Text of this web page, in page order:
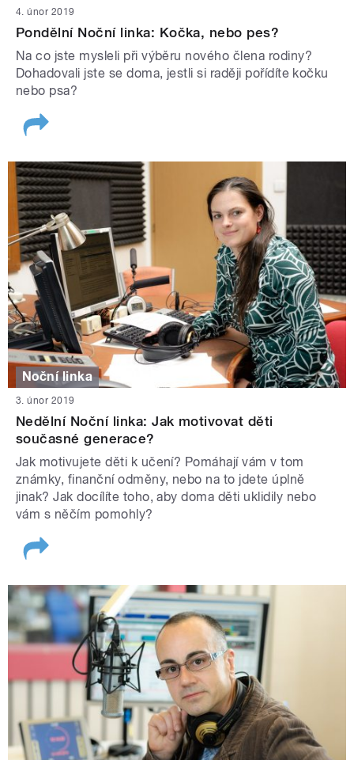
4. únor 2019
Pondělní Noční linka: Kočka, nebo pes?
Na co jste mysleli při výběru nového člena rodiny?
Dohadovali jste se doma, jestli si raději pořídíte kočku
nebo psa?
Noční linka
3. únor 2019
Nedělní Noční linka: Jak motivovat děti
současné generace?
Jak motivujete děti k učení? Pomáhají vám v tom
známky, finanční odměny, nebo na to jdete úplně
jinak? Jak docílíte toho, aby doma děti uklidily nebo
vám s něčím pomohly?